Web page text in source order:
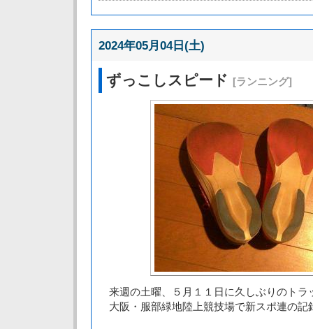
2024年05月04日(土)
ずっこしスピード [ランニング]
来週の土曜、５月１１日に久しぶりのトラ
大阪・服部緑地陸上競技場で新スポ連の記